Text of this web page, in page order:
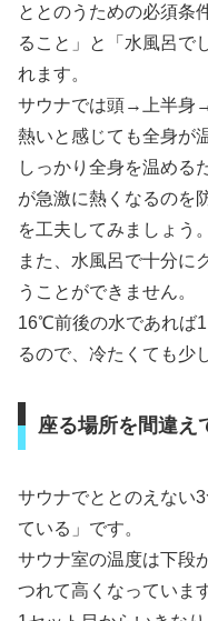
ととのうための必須条
ること」と「水風呂で
れます。
サウナでは頭→上半身→
熱いと感じても全身が
しっかり全身を温める
が急激に熱くなるのを
を工夫してみましょう。
また、水風呂で十分に
うことができません。
16℃前後の水であれば
るので、冷たくても少
座る場所を間違え
サウナでととのえない
ている」です。
サウナ室の温度は下段
つれて高くなっています